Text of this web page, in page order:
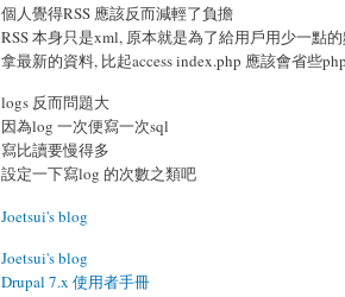
個人覺得RSS 應該反而減輕了負擔
RSS 本身只是xml, 原本就是為了給用戶用少一點
拿最新的資料, 比起access index.php 應該會省些
logs 反而問題大
因為log 一次便寫一次sql
寫比讀要慢得多
設定一下寫log 的次數之類吧
Joetsui's blog
Joetsui's blog
Drupal 7.x 使用者手冊